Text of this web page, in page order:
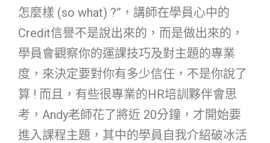
怎麼樣 (so what) ?”，講師在學員心中的
Credit信譽不是說出來的，而是做出來的，
學員會觀察你的運課技巧及對主題的專業
度，來決定要對你有多少信任，不是你說了
算 ! 而且，有些很專業的HR培訓夥伴會思
考，Andy老師花了將近 20分鐘，才開始要
進入課程主題，其中的學員自我介紹破冰活